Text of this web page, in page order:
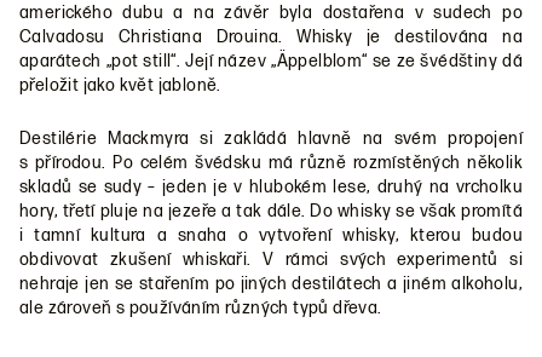
amerického dubu a na závěr byla dostařena v sudech po
Calvadosu Christiana Drouina. Whisky je destilována na
aparátech „pot still“. Její název „Äppelblom“ se ze švédštiny dá
přeložit jako květ jabloně.
Destilérie Mackmyra si zakládá hlavně na svém propojení
s přírodou. Po celém švédsku má různě rozmístěných několik
skladů se sudy – jeden je v hlubokém lese, druhý na vrcholku
hory, třetí pluje na jezeře a tak dále. Do whisky se však promítá
i tamní kultura a snaha o vytvoření whisky, kterou budou
obdivovat zkušení whiskaři. V rámci svých experimentů si
nehraje jen se stařením po jiných destilátech a jiném alkoholu,
ale zároveň s používáním různých typů dřeva.